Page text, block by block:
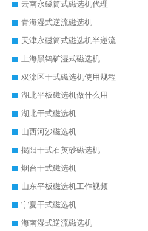
云南永磁筒式磁选机代理
青海湿式逆流磁选机
天津永磁筒式磁选机半逆流
上海黑钨矿湿式磁选机
双滦区干式磁选机使用规程
湖北平板磁选机做什么用
湖北干式磁选机
山西河沙磁选机
揭阳干式石英砂磁选机
烟台干式磁选机
山东平板磁选机工作视频
宁夏干式磁选机
海南湿式逆流磁选机